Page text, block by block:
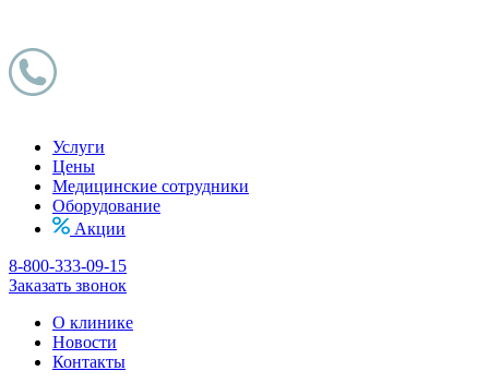
Услуги
Цены
Медицинские сотрудники
Оборудование
Акции
8-800-333-09-15
Заказать звонок
О клинике
Новости
Контакты